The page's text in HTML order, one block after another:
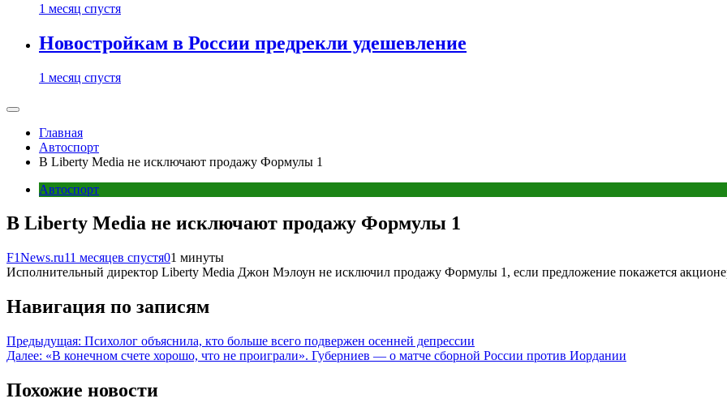
1 месяц спустя
Новостройкам в России предрекли удешевление
1 месяц спустя
Главная
Автоспорт
В Liberty Media не исключают продажу Формулы 1
Автоспорт
В Liberty Media не исключают продажу Формулы 1
F1News.ru11 месяцев спустя01 минуты
Исполнительный директор Liberty Media Джон Мэлоун не исключил продажу Формулы 1, если предложение покажется
Навигация по записям
Предыдущая: Психолог объяснила, кто больше всего подвержен осенней депрессии
Далее: «В конечном счете хорошо, что не проиграли». Губерниев — о матче сборной России против Иордании
Похожие новости